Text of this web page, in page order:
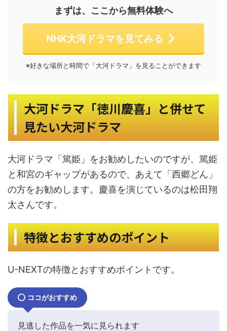
まずは、ここから無料体験へ
NHK大河ドラマを見てみる
※好きな場所と時間で「大河ドラマ」を見ることができます
大河ドラマ「徳川慶喜」と併せて
見たい大河ドラマ
大河ドラマ「篤姫」をお勧めしたいのですが、篤姫
と和宮のギャップがあるので、あえて「西郷どん」
の方をお勧めします。慶喜を演じているのは松田翔
太さんです。
特徴とおすすめのポイント
U-NEXTの特徴とおすすめポイントです。
ココがおすすめ
見逃した作品を一気に見られます